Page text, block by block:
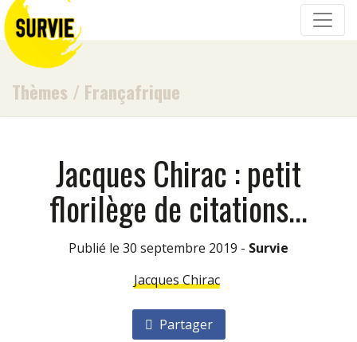
Thèmes / Françafrique
Jacques Chirac : petit
florilège de citations...
Publié le 30 septembre 2019 - Survie
Jacques Chirac
Partager